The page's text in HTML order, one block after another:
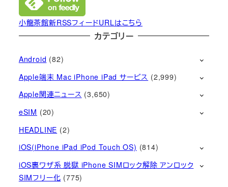
小龍茶館新RSSフィードURLはこちら
カテゴリー
Android (82)
Apple端末 Mac iPhone iPad サービス (2,999)
Apple関連ニュース (3,650)
eSIM (20)
HEADLINE (2)
iOS(iPhone iPad iPod Touch OS) (814)
iOS裏ワザ系 脱獄 iPhone SIMロック解除 アンロック
SIMフリー化 (775)